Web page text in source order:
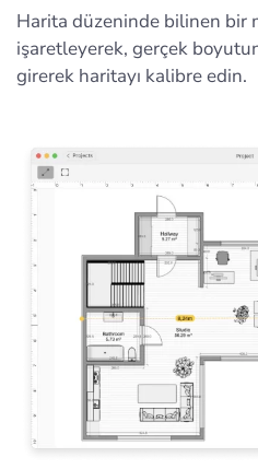
Harita düzeninde bilinen bir
işaretleyerek, gerçek
girerek haritayı kalibre edin.